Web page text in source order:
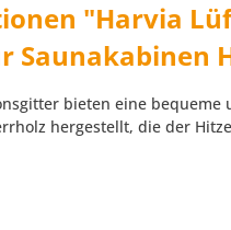
"Harvia
Saunakabinen
bieten eine
hergestellt, die der